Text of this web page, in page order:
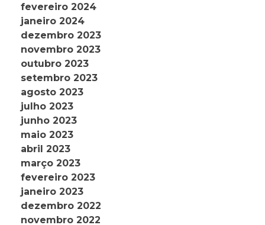
fevereiro 2024
janeiro 2024
dezembro 2023
novembro 2023
outubro 2023
setembro 2023
agosto 2023
julho 2023
junho 2023
maio 2023
abril 2023
março 2023
fevereiro 2023
janeiro 2023
dezembro 2022
novembro 2022